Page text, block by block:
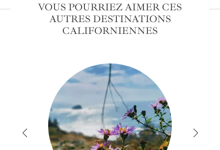
VOUS POURRIEZ AIMER CES
AUTRES DESTINATIONS
CALIFORNIENNES